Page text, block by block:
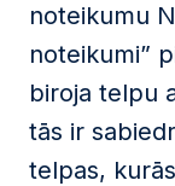
noteikumu
noteikumi”
biroja telpu
tās ir
telpas,